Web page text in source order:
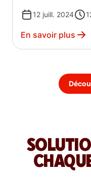
12 juill. 2024
En savoir plus